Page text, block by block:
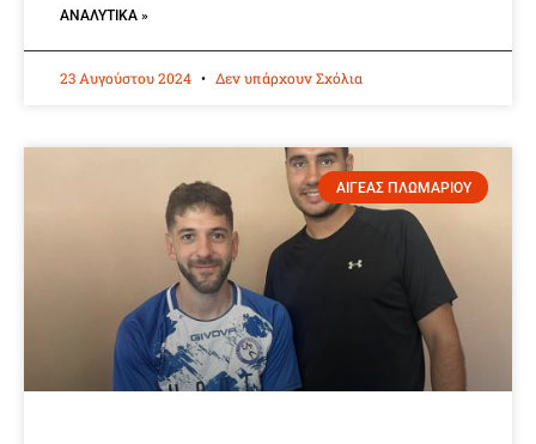
ΑΝΑΛΥΤΙΚΆ »
23 Αυγούστου 2024 Δεν υπάρχουν Σχόλια
ΑΙΓΕΑΣ ΠΛΩΜΑΡΙΟΥ